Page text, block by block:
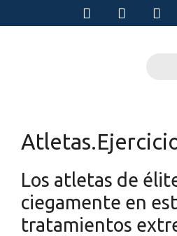
Los atletas de
ciegamente en
tratamientos